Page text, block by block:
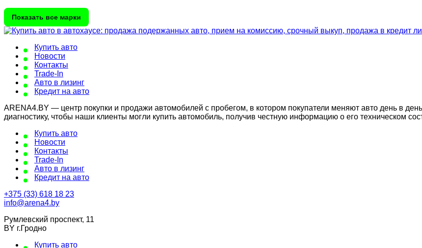
Показать все марки
Купить авто
Новости
Контакты
Trade-In
Авто в лизинг
Кредит на авто
ARENA4.BY — центр покупки и продажи автомобилей с пробегом, в котором покупатели меняют авто день в
диагностику, чтобы наши клиенты могли купить автомобиль, получив честную информацию о его техническом
Купить авто
Новости
Контакты
Trade-In
Авто в лизинг
Кредит на авто
+375 (33) 618 18 23
info@arena4.by
Румлевский проспект, 11
BY г.Гродно
Купить авто